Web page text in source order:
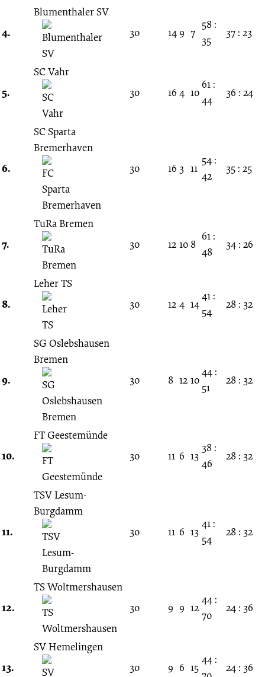
Bremen)
4.
Blumenthaler SV
30
14 9 7
58 :
35
37 : 23
5.
SC Vahr
30
16 4 10
61 :
44
36 : 24
6.
SC Sparta
Bremerhaven
30
16 3 11
54 :
42
35 : 25
7.
TuRa Bremen
30
12 10 8
61 :
48
34 : 26
8.
Leher TS
30
12 4 14
41 :
54
28 : 32
9.
SG Oslebshausen
Bremen
30
8 12 10
44 :
51
28 : 32
10.
FT Geestemünde
30
11 6 13
38 :
46
28 : 32
11.
TSV Lesum-
Burgdamm
30
11 6 13
41 :
54
28 : 32
12.
TS Woltmershausen
30
9 9 12
44 :
70
24 : 36
13.
SV Hemelingen
30
9 6 15
44 :
24 : 36